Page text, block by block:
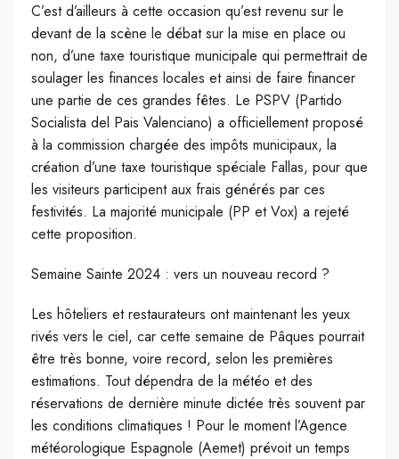
C’est d’ailleurs à cette occasion qu’est revenu sur le
devant de la scène le débat sur la mise en place ou
non, d’une taxe touristique municipale qui permettrait de
soulager les finances locales et ainsi de faire financer
une partie de ces grandes fêtes. Le PSPV (Partido
Socialista del Pais Valenciano) a officiellement proposé
à la commission chargée des impôts municipaux, la
création d’une taxe touristique spéciale Fallas, pour que
les visiteurs participent aux frais générés par ces
festivités. La majorité municipale (PP et Vox) a rejeté
cette proposition.
Semaine Sainte 2024 : vers un nouveau record ?
Les hôteliers et restaurateurs ont maintenant les yeux
rivés vers le ciel, car cette semaine de Pâques pourrait
être très bonne, voire record, selon les premières
estimations. Tout dépendra de la météo et des
réservations de dernière minute dictée très souvent par
les conditions climatiques ! Pour le moment l’Agence
météorologique Espagnole (Aemet) prévoit un temps